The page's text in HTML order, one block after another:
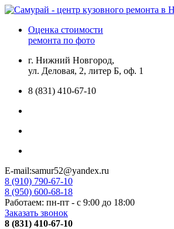
Оценка стоимости
ремонта по фото
г. Нижний Новгород,
ул. Деловая, 2, литер Б, оф. 1
8 (831) 410-67-10
E-mail:samur52@yandex.ru
8 (910) 790-67-10
8 (950) 600-68-18
Работаем: пн-пт - с 9:00 до 18:00
Заказать звонок
8 (831) 410-67-10